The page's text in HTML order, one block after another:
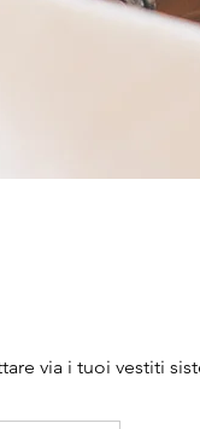
via i tuoi vestiti